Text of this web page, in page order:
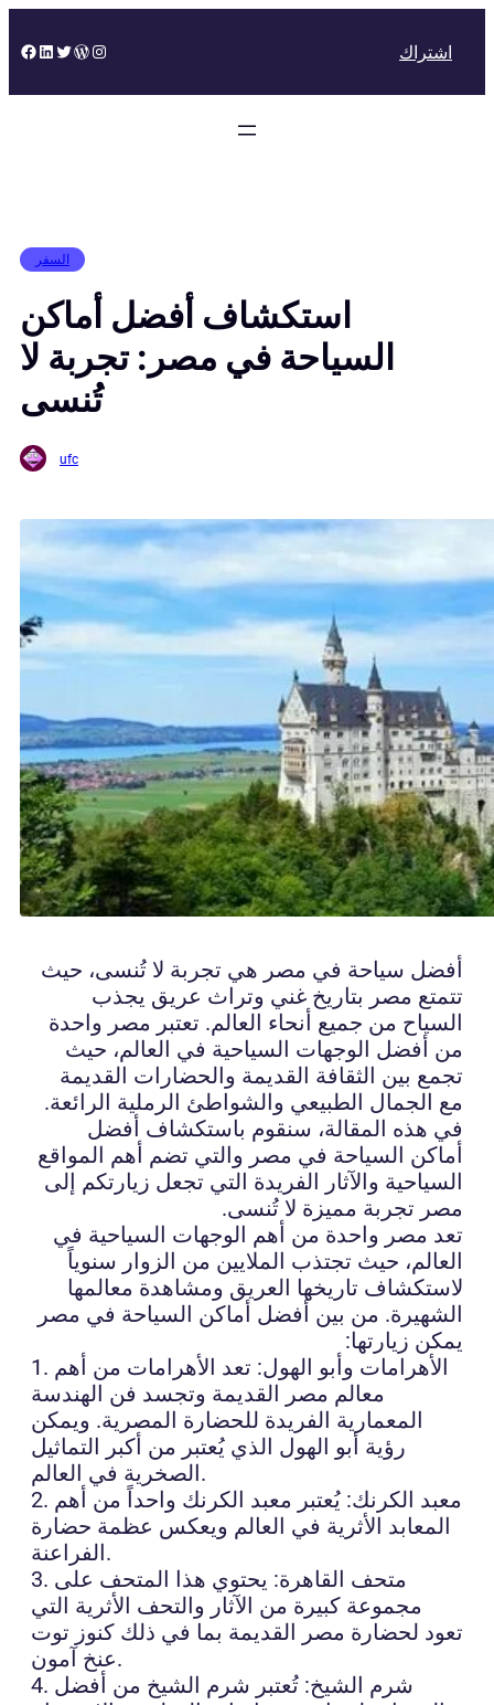
to
Facebook
LinkedIn
Twitter
WordPress
Instagram اشتراك
السفر
استكشاف أفضل أماكن
السياحة في مصر: تجربة لا
تُنسى
ufc
أفضل سياحة في مصر هي تجربة لا تُنسى، حيث
تتمتع مصر بتاريخ غني وتراث عريق يجذب
السياح من جميع أنحاء العالم. تعتبر مصر واحدة
من أفضل الوجهات السياحية في العالم، حيث
تجمع بين الثقافة القديمة والحضارات القديمة
مع الجمال الطبيعي والشواطئ الرملية الرائعة.
في هذه المقالة، سنقوم باستكشاف أفضل
أماكن السياحة في مصر والتي تضم أهم المواقع
السياحية والآثار الفريدة التي تجعل زيارتكم إلى
مصر تجربة مميزة لا تُنسى.
تعد مصر واحدة من أهم الوجهات السياحية في
العالم، حيث تجتذب الملايين من الزوار سنوياً
لاستكشاف تاريخها العريق ومشاهدة معالمها
الشهيرة. من بين أفضل أماكن السياحة في مصر
يمكن زيارتها:
1. الأهرامات وأبو الهول: تعد الأهرامات من أهم
معالم مصر القديمة وتجسد فن الهندسة
المعمارية الفريدة للحضارة المصرية. ويمكن
رؤية أبو الهول الذي يُعتبر من أكبر التماثيل
الصخرية في العالم.
2. معبد الكرنك: يُعتبر معبد الكرنك واحداً من أهم
المعابد الأثرية في العالم ويعكس عظمة حضارة
الفراعنة.
3. متحف القاهرة: يحتوي هذا المتحف على
مجموعة كبيرة من الآثار والتحف الأثرية التي
تعود لحضارة مصر القديمة بما في ذلك كنوز توت
عنخ آمون.
4. شرم الشيخ: تُعتبر شرم الشيخ من أفضل